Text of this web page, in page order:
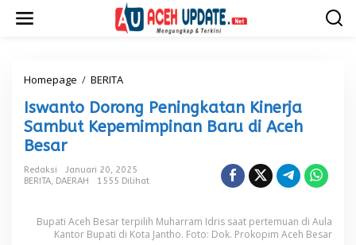
Homepage / BERITA
w
a
n
o
D
o
n
Iswanto Dorong Peningkatan Kinerja
Sambut Kepemimpinan Baru di Aceh
Besar
Redaksi
Januari 20, 2025
BERITA, DAERAH 1555 Dilihat
Bupati Aceh Besar terpilih Muharram Idris saat pertemuan di Aula
Kantor Bupati di Kota Jantho. Foto: Dok. Prokopim Aceh Besar